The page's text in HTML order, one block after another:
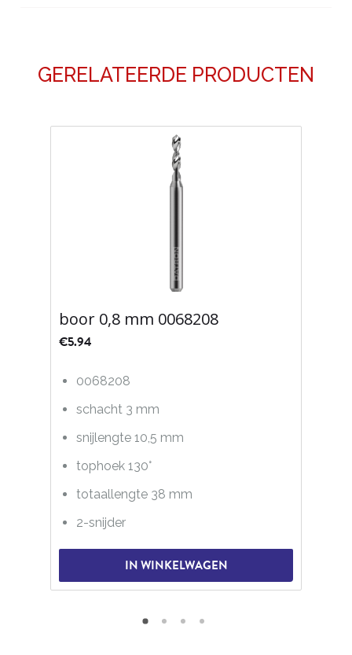
GERELATEERDE PRODUCTEN
boor 0,8 mm 0068208
€5.94
0068208
schacht 3 mm
snijlengte 10,5 mm
tophoek 130°
totaallengte 38 mm
2-snijder
IN WINKELWAGEN